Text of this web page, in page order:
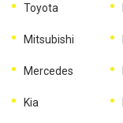
Toyota
Mitsubishi
Mercedes
Kia